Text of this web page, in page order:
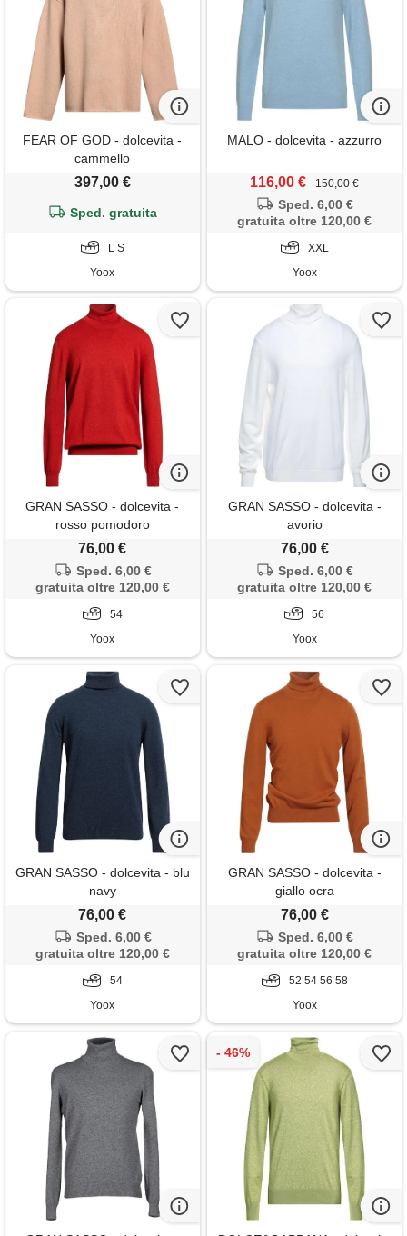
FEAR OF GOD - dolcevita -
cammello
397,00 €
Sped. gratuita
L S
Yoox
MALO - dolcevita - azzurro
116,00 € 150,00 €
Sped. 6,00 €
gratuita oltre 120,00 €
XXL
Yoox
GRAN SASSO - dolcevita -
rosso pomodoro
76,00 €
Sped. 6,00 €
gratuita oltre 120,00 €
54
Yoox
GRAN SASSO - dolcevita -
avorio
76,00 €
Sped. 6,00 €
gratuita oltre 120,00 €
56
Yoox
GRAN SASSO - dolcevita - blu
navy
76,00 €
Sped. 6,00 €
gratuita oltre 120,00 €
54
Yoox
GRAN SASSO - dolcevita -
giallo ocra
76,00 €
Sped. 6,00 €
gratuita oltre 120,00 €
52 54 56 58
Yoox